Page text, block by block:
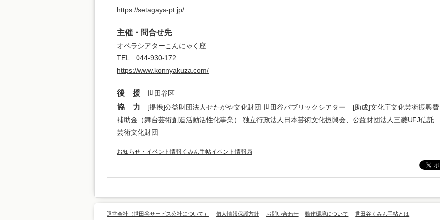
https://setagaya-pt.jp/
主催・問合せ先
オペラシアターこんにゃく座
TEL 044-930-172
https://www.konnyakuza.com/
後 援 世田谷区
協 力 [提携]公益財団法人せたがや文化財団 世田谷パブリックシアター [助成]文化庁文化芸術振興費
補助金（舞台芸術創造活動活性化事業） 独立行政法人日本芸術文化振興会、公益財団法人三菱UFJ信託
芸術文化財団
お知らせ・イベント情報 くみん手帖イベント情報局
運営会社（世田谷サービス公社について） 個人情報保護方針 お問い合わせ 動作環境について 世田谷くみん手帖とは